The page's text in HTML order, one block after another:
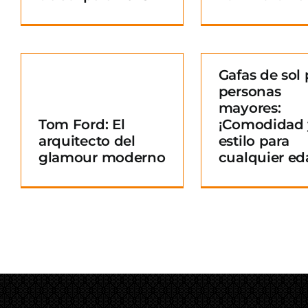
Tom Ford: El
arquitecto del
glamour moderno
¡Comodidad y
estilo para
cualquier edad!
Gafas de sol
personas
mayores:
¡Comodidad
estilo para
cualquier